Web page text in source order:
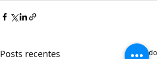
Posts recentes Ver tudo